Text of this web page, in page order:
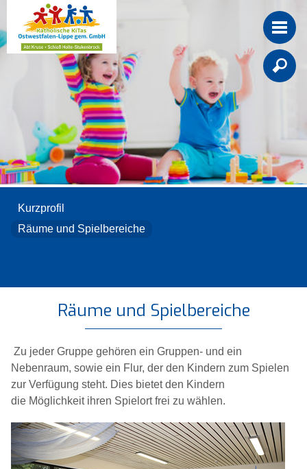

Kurzprofil
Räume und Spielbereiche
Räume und Spielbereiche
Zu jeder Gruppe gehören ein Gruppen- und ein
Nebenraum, sowie ein Flur, der den Kindern zum Spielen
zur Verfügung steht. Dies bietet den Kindern
die Möglichkeit ihren Spielort frei zu wählen.